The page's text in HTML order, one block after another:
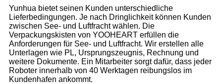
Yunhua bietet seinen Kunden unterschiedliche
Lieferbedingungen. Je nach Dringlichkeit können Kunden
zwischen See- und Luftfracht wählen. Die
Verpackungskisten von YOOHEART erfüllen die
Anforderungen für See- und Luftfracht. Wir erstellen alle
Unterlagen wie PL, Ursprungszeugnis, Rechnung und
weitere Dokumente. Ein Mitarbeiter sorgt dafür, dass jeder
Roboter innerhalb von 40 Werktagen reibungslos im
Kundenhafen ankommt.